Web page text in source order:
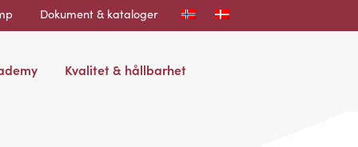
Dokument & kataloger
Kvalitet & hållbarhet